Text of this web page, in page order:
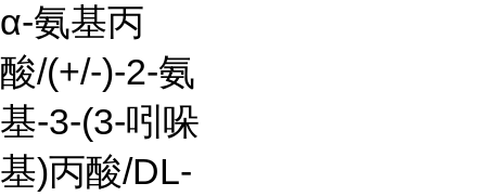
α-氨基丙
酸/(+/-)-2-氨
基-3-(3-吲哚
基)丙酸/DL-